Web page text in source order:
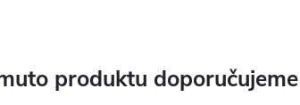
produktu